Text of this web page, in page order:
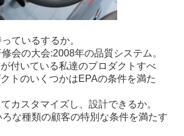
ているするか。
会の大会:2008年の品質システム。
付いている私達のプロダクトすべ
トのいくつかはEPAの条件を満た
カスタマイズし、設計できるか。
な種類の顧客の特別な条件を満たす